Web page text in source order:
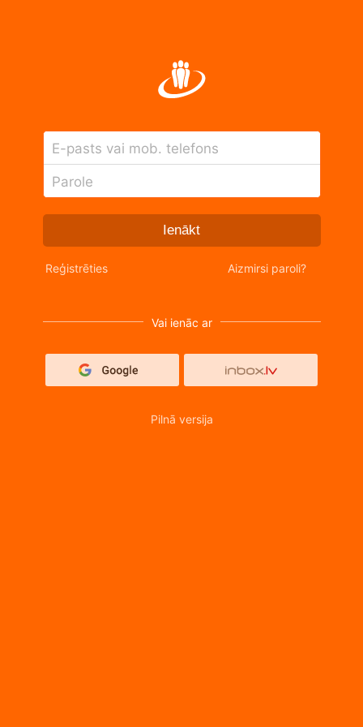
E-pasts vai mob. telefons
Parole
Ienākt
Reģistrēties Aizmirsi paroli?
Vai ienāc ar
Pilnā versija